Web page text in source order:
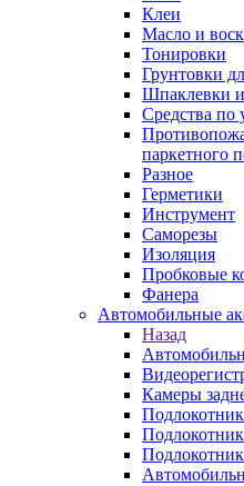
Клеи
Масло и воск
Тонировки
Грунтовки
Шпаклевки и
Средства по
паркетного
Разное
Герметики
Инструмент
Саморезы
Изоляция
Пробковые
Фанера
Автомобильные
Назад
Камеры